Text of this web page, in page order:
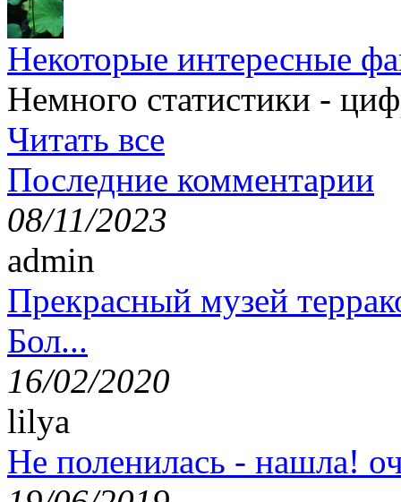
Некоторые интересные
Немного статистики -
Читать все
Последние комментарии
08/11/2023
admin
Прекрасный музей
Бол...
16/02/2020
lilya
Не поленилась - нашла!